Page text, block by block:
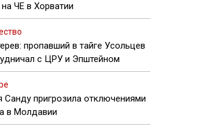
на ЧЕ в Хорватии
пропавший в тайге Усольцев
с ЦРУ и Эпштейном
Санду пригрозила отключениями
в Молдавии